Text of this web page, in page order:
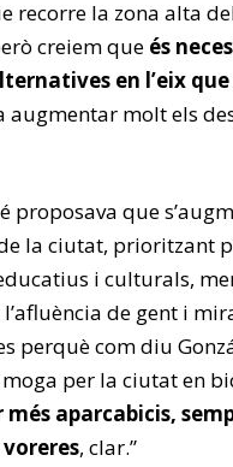
recorre la zona alta
creiem que és
en l’eix
molt els
que
la ciutat, prioritzant
i culturals,
de gent i
perquè com diu
per la ciutat en
més aparcabicis,
, clar.”